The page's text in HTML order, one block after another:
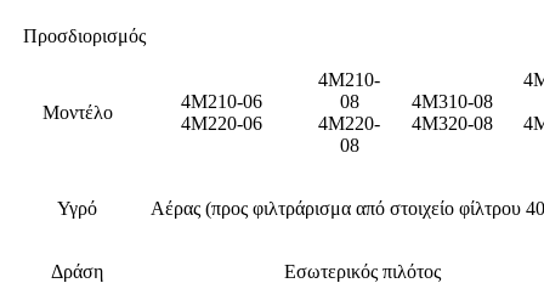
Προσδιορισμός
Μοντέλο
4M210-06
4M220-06
4M210-
08
4M220-
08
4M310-08
4M320-08
Υγρό Αέρας (προς φιλτράρισμα από στοιχείο φίλτρου
Δράση Εσωτερικός πιλότος